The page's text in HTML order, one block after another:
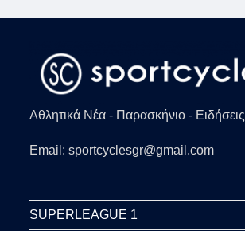
Αθλητικά Νέα - Παρασκήνιο - Ειδήσεις
Email: sportcyclesgr@gmail.com
SUPERLEAGUE 1